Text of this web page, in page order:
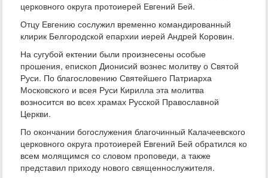
церковного округа протоиерей Евгений Бей.
Отцу Евгению сослужил временно командированный
клирик Белгородской епархии иерей Андрей Коровин.
На сугубой ектении были произнесены особые
прошения, епископ Дионисий вознес молитву о Святой
Руси. По благословению Святейшего Патриарха
Московского и всея Руси Кирилла эта молитва
возносится во всех храмах Русской Православной
Церкви.
По окончании богослужения благочинный Калачеевского
церковного округа протоиерей Евгений Бей обратился ко
всем молящимся со словом проповеди, а также
представил приходу нового священнослужителя.